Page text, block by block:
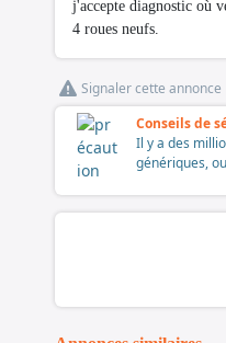
j'accepte diagnostic où
4 roues neufs.
Signaler cette annonce
Conseils de
Il y a des
génériques,